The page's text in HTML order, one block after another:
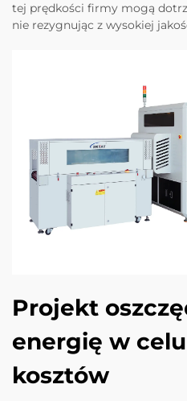
tej prędkości firmy mogą
nie rezygnując z wysokiej
Projekt
energię w
kosztów